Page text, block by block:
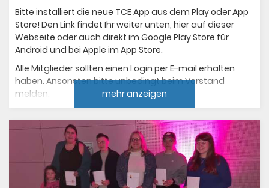
Bitte installiert die neue TCE App aus dem Play oder App
Store! Den Link findet Ihr weiter unten, hier auf dieser
Webseite oder auch direkt im Google Play Store für
Android und bei Apple im App Store.
Alle Mitglieder sollten einen Login per E-mail erhalten
haben. Ansonsten bitte unbedingt beim Vorstand
melden.
Kommunikationsplattform - Newsletter per E-mail wird
es künftig nicht mehr geben. Bitte informiert Eure
Mannschaftskollegen und sprecht sie an, ob sie die App
schon installiert haben. :-)
Jetzt installieren:
mehr anzeigen